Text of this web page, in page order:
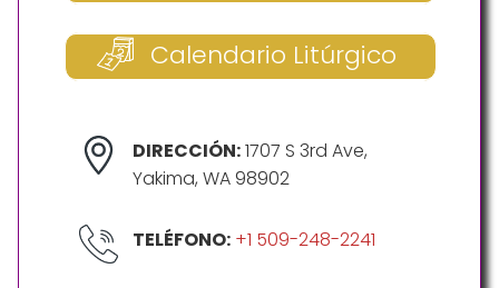
Calendario Litúrgico
DIRECCIÓN:1707 S 3rd Ave,
Yakima, WA 98902
TELÉFONO: +1 509-248-2241